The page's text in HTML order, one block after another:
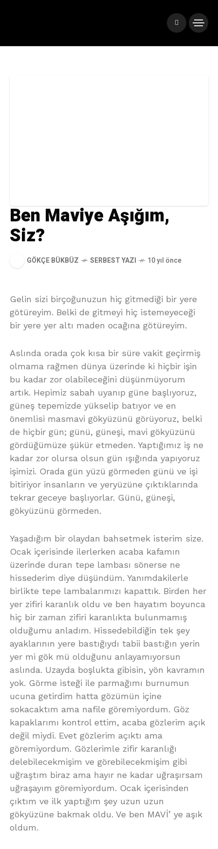
Ben Maviye Aşığım,
Siz?
GÖKÇE BÜKBÜZ SERBEST YAZI 10 yıl önce
Gelin sizi birçoğunuzun hiç gitmediği bir yere
götüreyim. Belki de gitmeyi hiç istemeyeceği
bir yere yer altı maden ocağına götüreyim.
Aslında orada çok kısa bir süre vakit geçirmiş
olmama rağmen dünya üzerinde ki hiçbir işin
bu kadar zor olabileceğini düşünmüyorum
artık. Hepimiz sabah uyanıp güne başlıyoruz,
güneş tepemizde yükselip batıyor ve en
önemlisi masmavi gökyüzünü görüyoruz, belki
de hiçbir gün; günü, güneşi, mavi gökyüzünü
gördüğümüze şükür etmeden. Yaptığımız iş ne
kadar zor olursa olsun gün ışığında yapıyoruz
işimizi. Orada gün yüzü görmeden günü ve işi
bitiriyor insanların ve yeryüzüne çıktıklarında
tekrar geceye başlıyorlar. Günü, güneşi,
gökyüzünü görmeden.
Yaşadığım bir olaydan bahsetmek isterim size.
Ocak içerisinde ilerlerken acaba kafamın
üzerinde duran tepe lambası sönerse ne
hissederim diye düşündüm. Yanımdakilerle
birlikte tepe lambalarımızı kapattık. Birden her
yer zifiri karanlık oldu ve ben hayatım boyunca
hiç bir zaman zifiri karanlıkta bulunmamış
olduğumu anladım. Hissedebildiğin tek şey
ayaklarının yere bastığıydı tabii bastığın yerin
yer mi gök mü olduğunu anlayamıyorsun
aslında. Uzayda boşlukta gibisin, yön kavramın
yok. Görme isteği ile parmağımı burnumun
ucuna getirdim hatta gözümün içine
sokacaktım ama nafile göremiyordum. Göz
kapaklarımı kontrol ettim, acaba gözlerim açık
değil miydi. Evet gözlerim açıktı ama
göremiyordum. Gözlerimle zifir karanlığı
delebilecekmişim ve görebilecekmişim gibi
uğraştım biraz ama hayır ne kadar uğraşırsam
uğraşayım göremiyordum. Ocak içerisinden
çıktım ve ilk yaptığım şey uzun uzun
gökyüzüne bakmak oldu. Ve ben MAVİ’ ye aşık
oldum.